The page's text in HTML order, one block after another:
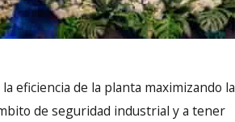
eficiencia de la planta maximizando la
de seguridad industrial y a tener